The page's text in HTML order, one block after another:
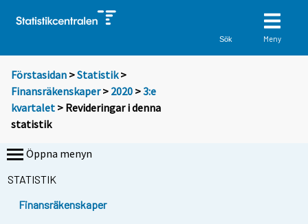
Sök Meny
Förstasidan >Statistik >
Finansräkenskaper> 2020 >3:e
kvartalet > Revideringar i denna
statistik
Öppna menyn
STATISTIK
Finansräkenskaper